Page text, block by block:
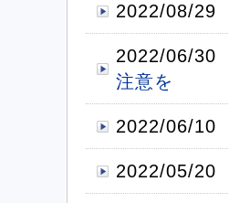
2022/08/29
2022/06/30
注意を
2022/06/10
2022/05/20